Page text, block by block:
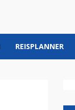
REISPLANNER